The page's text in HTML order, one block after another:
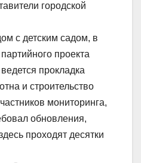
городской
с детским садом, в
проекта
прокладка
и строительство
мониторинга,
обновления,
проходят десятки